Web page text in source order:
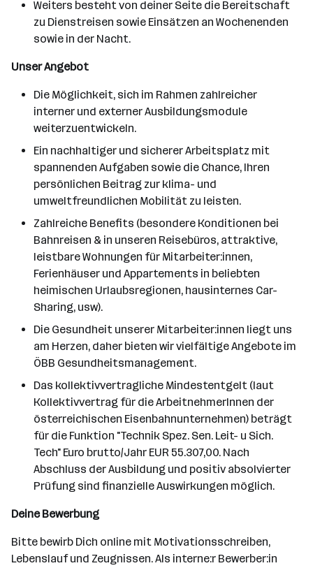
Weiters besteht von deiner Seite die Bereitschaft
zu Dienstreisen sowie Einsätzen an Wochenenden
sowie in der Nacht.
Unser Angebot
Die Möglichkeit, sich im Rahmen zahlreicher
interner und externer Ausbildungsmodule
weiterzuentwickeln.
Ein nachhaltiger und sicherer Arbeitsplatz mit
spannenden Aufgaben sowie die Chance, Ihren
persönlichen Beitrag zur klima- und
umweltfreundlichen Mobilität zu leisten.
Zahlreiche Benefits (besondere Konditionen bei
Bahnreisen & in unseren Reisebüros, attraktive,
leistbare Wohnungen für Mitarbeiter:innen,
Ferienhäuser und Appartements in beliebten
heimischen Urlaubsregionen, hausinternes Car-
Sharing, usw).
Die Gesundheit unserer Mitarbeiter:innen liegt uns
am Herzen, daher bieten wir vielfältige Angebote im
ÖBB Gesundheitsmanagement.
Das kollektivvertragliche Mindestentgelt (laut
Kollektivvertrag für die ArbeitnehmerInnen der
österreichischen Eisenbahnunternehmen) beträgt
für die Funktion "Technik Spez. Sen. Leit- u Sich.
Tech" Euro brutto/Jahr EUR 55.307,00. Nach
Abschluss der Ausbildung und positiv absolvierter
Prüfung sind finanzielle Auswirkungen möglich.
Deine Bewerbung
Bitte bewirb Dich online mit Motivationsschreiben,
Lebenslauf und Zeugnissen. Als interne:r Bewerber:in